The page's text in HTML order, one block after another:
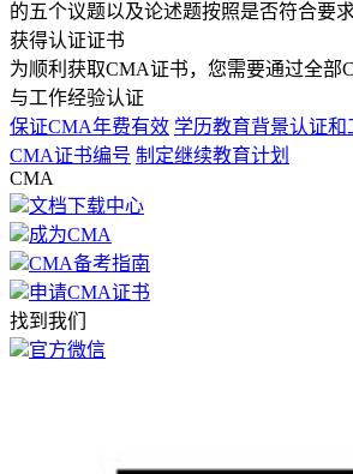
的五个议题以及论述题按照是否符合要
获得认证证书
为顺利获取CMA证书，您需要通过全部
与工作经验认证
保证CMA年费有效 学历教育背景认证和
CMA证书编号 制定继续教育计划
CMA
文档下载中心
成为CMA
CMA备考指南
申请CMA证书
找到我们
官方微信